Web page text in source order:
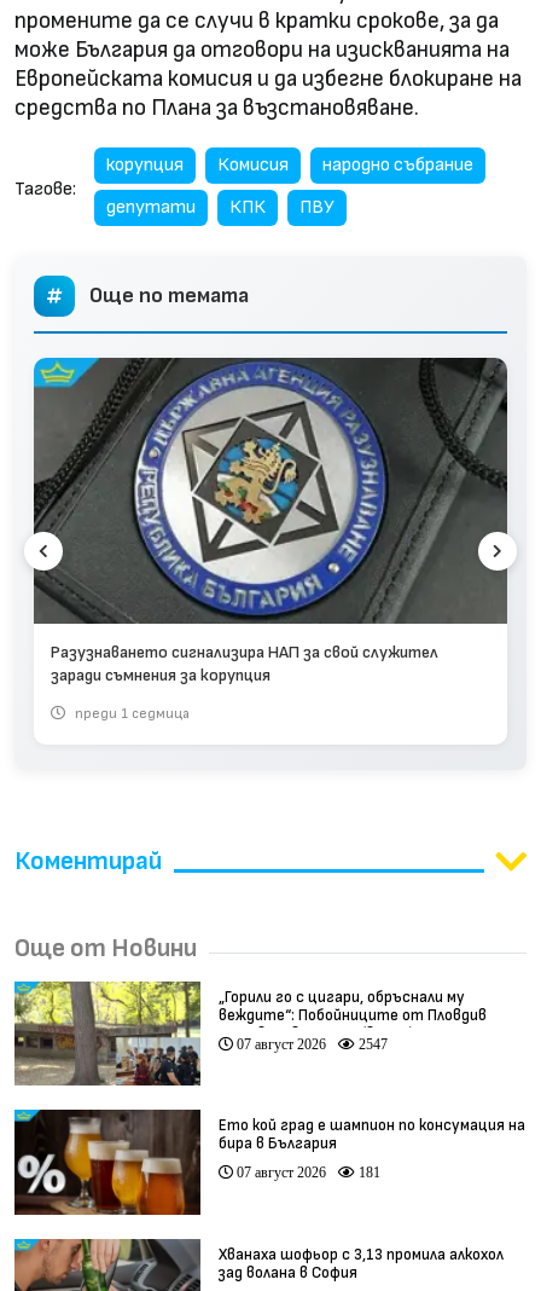
промените да се случи в кратки срокове, за да
може България да отговори на изискванията на
Европейската комисия и да избегне блокиране на
средства по Плана за възстановяване.
Тагове:
корупция Комисия
народно събрание
депутати
КПК ПВУ
Още по темата
Разузнаването сигнализира НАП за свой служител
заради съмнения за корупция
преди 1 седмица
Коментирай
Още от Новини
„Горили го с цигари, обръснали му
веждите“: Побойниците от Пловдив
остават в ареста (видео)
07 август 2026 2547
Ето кой град е шампион по консумация на
бира в България
07 август 2026 181
Хванаха шофьор с 3,13 промила алкохол
зад волана в София